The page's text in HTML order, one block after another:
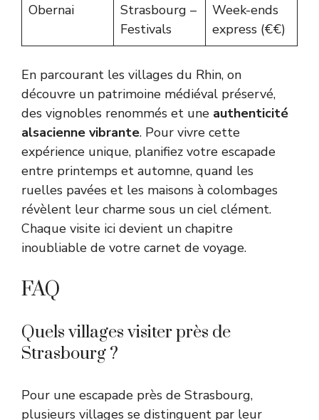
Obernai
Strasbourg –
Festivals
Week-ends
express (€€)
En parcourant les villages du Rhin, on
découvre un patrimoine médiéval préservé,
des vignobles renommés et une authenticité
alsacienne vibrante. Pour vivre cette
expérience unique, planifiez votre escapade
entre printemps et automne, quand les
ruelles pavées et les maisons à colombages
révèlent leur charme sous un ciel clément.
Chaque visite ici devient un chapitre
inoubliable de votre carnet de voyage.
FAQ
Quels villages visiter près de
Strasbourg ?
Pour une escapade près de Strasbourg,
plusieurs villages se distinguent par leur